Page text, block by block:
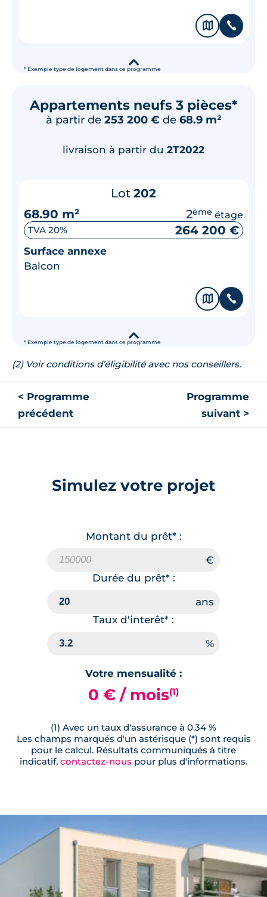
* Exemple type de logement dans ce programme
🗞 📞
▾
Appartements neufs 3 pièces*
à partir de 253 200 € de 68.9 m²
* Exemple type de logement dans ce programme
livraison à partir du 2T2022
Lot 202
68.90 m²
2ème étage
TVA 20% 264 200 €
Surface annexe
Balcon
🗞 📞
▾
(2) Voir conditions d’éligibilité avec nos conseillers.
< Programme
précédent
Programme
suivant >
Simulez votre projet
Montant du prêt* :
Durée du prêt* :
Taux d'interêt* :
Votre mensualité :
0 € / mois(1)
(1) Avec un taux d'assurance à 0.34 %
Les champs marqués d'un astérisque (*) sont requis
pour le calcul. Résultats communiqués à titre
indicatif, contactez-nous pour plus d'informations.